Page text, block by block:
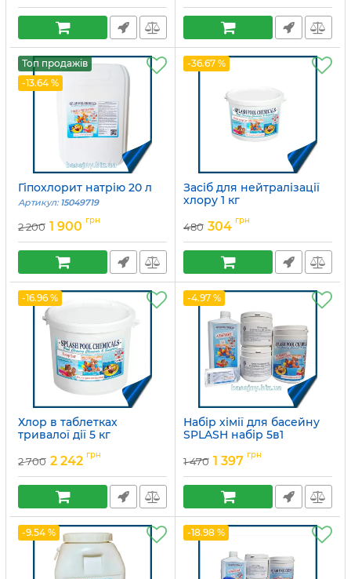
Топ продажів
-13.64 %
Гіпохлорит натрію 20 л
Артикул: 15049719
2 200 1 900 грн
-36.67 %
Засіб для нейтралізації
хлору 1 кг
480 304 грн
-16.96 %
Хлор в таблетках
тривалої дії 5 кг
2 700 2 242 грн
-4.97 %
Набір хімії для басейну
SPLASH набір 5в1
1 470 1 397 грн
-9.54 % -18.98 %